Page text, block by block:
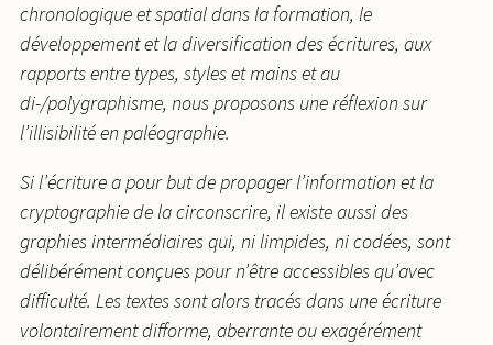
chronologique et spatial dans la formation, le
développement et la diversification des écritures, aux
rapports entre types, styles et mains et au
di-/polygraphisme, nous proposons une réflexion sur
l’illisibilité en paléographie.
Si l’écriture a pour but de propager l’information et la
cryptographie de la circonscrire, il existe aussi des
graphies intermédiaires qui, ni limpides, ni codées, sont
délibérément conçues pour n’être accessibles qu’avec
difficulté. Les textes sont alors tracés dans une écriture
volontairement difforme, aberrante ou exagérément